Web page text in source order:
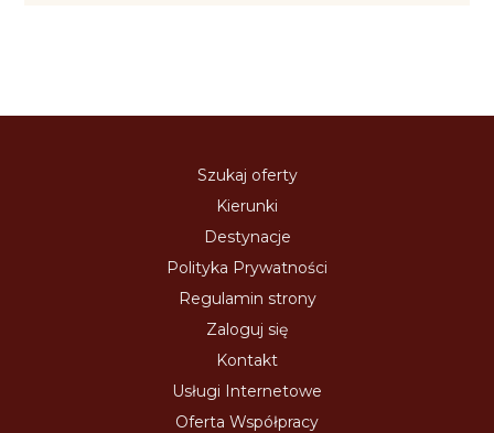
Szukaj oferty
Kierunki
Destynacje
Polityka Prywatności
Regulamin strony
Zaloguj się
Kontakt
Usługi Internetowe
Oferta Współpracy